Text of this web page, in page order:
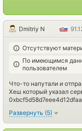
Dmitriy N
Отсутствуют
По имеющимся
пользователем
Что-то напутали и
Хеш который указал
Развернуть (5)